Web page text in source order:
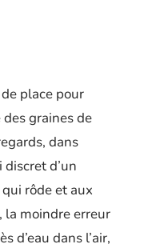
place pour
graines de
dans
discret d’un
rôde et aux
la moindre erreur
d’eau dans l’air,